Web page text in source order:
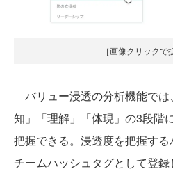
［画像クリックで
バリュー浸透の分析機能で
知」「理解」「体現」の3段階
把握できる。浸透度を把握す
チームハッシュタグとして登